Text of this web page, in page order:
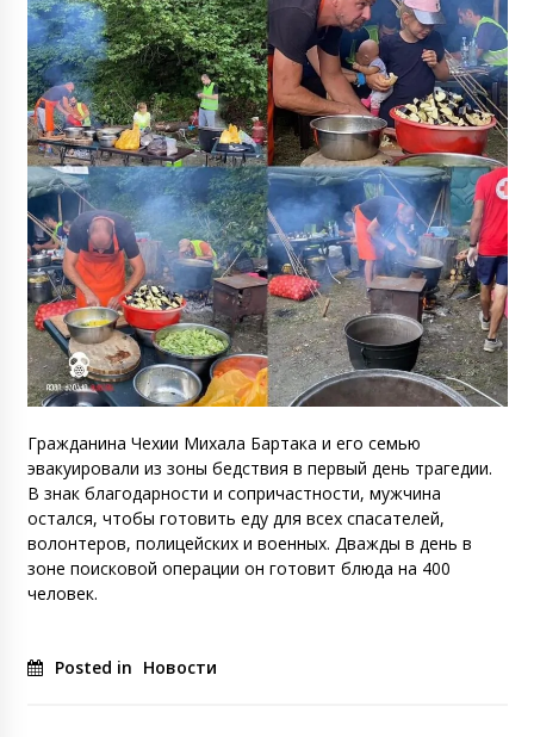
Гражданина Чехии Михала Бартака и его семью
эвакуировали из зоны бедствия в первый день трагедии.
В знак благодарности и сопричастности, мужчина
остался, чтобы готовить еду для всех спасателей,
волонтеров, полицейских и военных. Дважды в день в
зоне поисковой операции он готовит блюда на 400
человек.
Posted in Новости